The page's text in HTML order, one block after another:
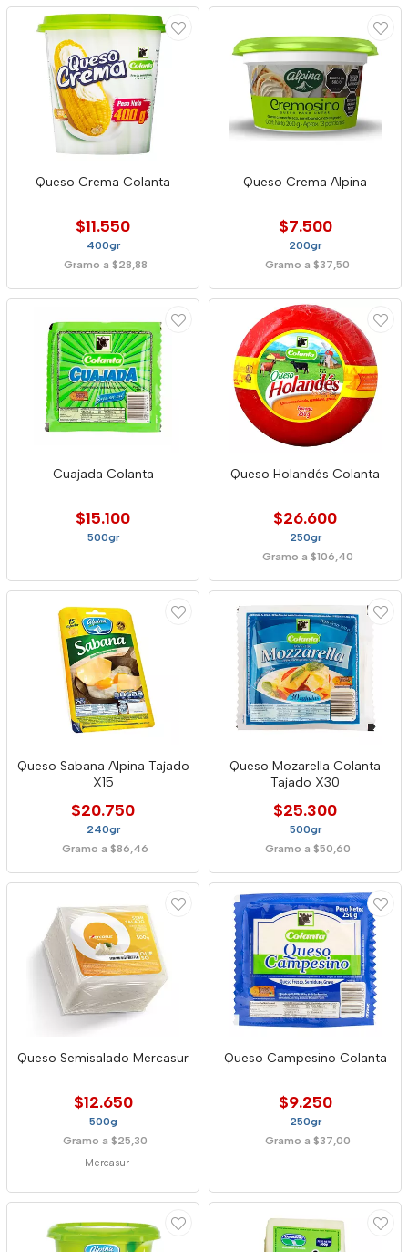
Queso Crema Colanta
$11.550
400gr
Gramo a $28,88
Queso Crema Alpina
$7.500
200gr
Gramo a $37,50
Cuajada Colanta
$15.100
500gr
Queso Holandés Colanta
$26.600
250gr
Gramo a $106,40
Queso Sabana Alpina Tajado
X15
$20.750
240gr
Gramo a $86,46
Queso Mozarella Colanta
Tajado X30
$25.300
500gr
Gramo a $50,60
Queso Semisalado Mercasur
$12.650
500g
Gramo a $25,30
- Mercasur
Queso Campesino Colanta
$9.250
250gr
Gramo a $37,00